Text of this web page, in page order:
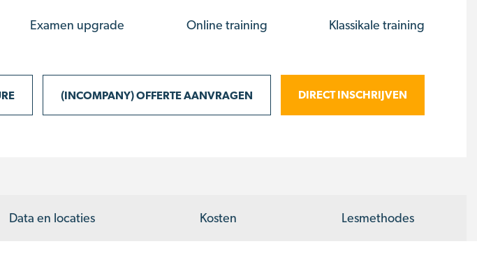
Examen upgrade Online training Klassikale training
(INCOMPANY) OFFERTE AANVRAGEN DIRECT INSCHRIJVEN
Data en locaties Kosten Lesmethodes